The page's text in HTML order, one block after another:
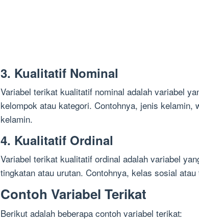
3. Kualitatif Nominal
Variabel terikat kualitatif nominal adalah variabel
kelompok atau kategori. Contohnya, jenis kelamin,
kelamin.
4. Kualitatif Ordinal
Variabel terikat kualitatif ordinal adalah variabel
tingkatan atau urutan. Contohnya, kelas sosial
Contoh Variabel Terikat
Berikut adalah beberapa contoh variabel terikat: